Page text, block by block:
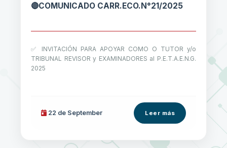
🔴COMUNICADO CARR.ECO.N°21/2025
✅ INVITACIÓN PARA APOYAR COMO O TUTOR y/o
TRIBUNAL REVISOR y EXAMINADORES al P.E.T.A.E.N.G.
2025
22 de September Leer más